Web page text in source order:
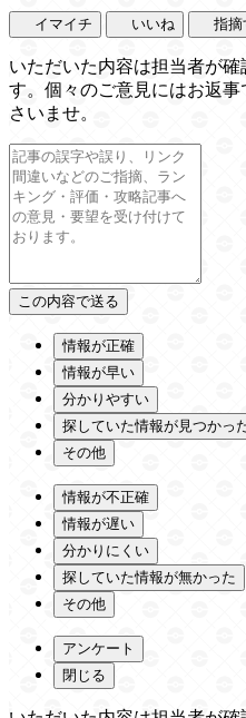
イマイチ いいね 指摘
いただいた内容は担当者が
す。個々のご意見にはお返
さいませ。
情報が正確
情報が早い
分かりやすい
探していた情報が見つかっ
その他
情報が不正確
情報が遅い
分かりにくい
探していた情報が無かった
その他
アンケート
閉じる